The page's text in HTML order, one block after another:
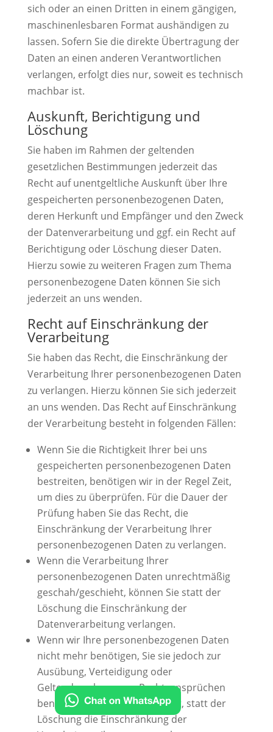
sich oder an einen Dritten in einem gängigen,
maschinenlesbaren Format aushändigen zu
lassen. Sofern Sie die direkte Übertragung der
Daten an einen anderen Verantwortlichen
verlangen, erfolgt dies nur, soweit es technisch
machbar ist.
Auskunft, Berichtigung und
Löschung
Sie haben im Rahmen der geltenden
gesetzlichen Bestimmungen jederzeit das
Recht auf unentgeltliche Auskunft über Ihre
gespeicherten personenbezogenen Daten,
deren Herkunft und Empfänger und den Zweck
der Datenverarbeitung und ggf. ein Recht auf
Berichtigung oder Löschung dieser Daten.
Hierzu sowie zu weiteren Fragen zum Thema
personenbezogene Daten können Sie sich
jederzeit an uns wenden.
Recht auf Einschränkung der
Verarbeitung
Sie haben das Recht, die Einschränkung der
Verarbeitung Ihrer personenbezogenen Daten
zu verlangen. Hierzu können Sie sich jederzeit
an uns wenden. Das Recht auf Einschränkung
der Verarbeitung besteht in folgenden Fällen:
Wenn Sie die Richtigkeit Ihrer bei uns
gespeicherten personenbezogenen Daten
bestreiten, benötigen wir in der Regel Zeit,
um dies zu überprüfen. Für die Dauer der
Prüfung haben Sie das Recht, die
Einschränkung der Verarbeitung Ihrer
personenbezogenen Daten zu verlangen.
Wenn die Verarbeitung Ihrer
personenbezogenen Daten unrechtmäßig
geschah/geschieht, können Sie statt der
Löschung die Einschränkung der
Datenverarbeitung verlangen.
Wenn wir Ihre personenbezogenen Daten
nicht mehr benötigen, Sie sie jedoch zur
Ausübung, Verteidigung oder
Geltendmachung von Rechtsansprüchen
benötigen, haben Sie das Recht, statt der
Löschung die Einschränkung der